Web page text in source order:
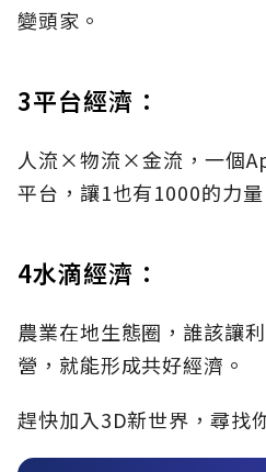
變頭家。
3平台經濟：
人流×物流×金流，一個
平台，讓1也有1000的力量
4水滴經濟：
農業在地生態圈，誰該讓
營，就能形成共好經濟。
趕快加入3D新世界，尋找